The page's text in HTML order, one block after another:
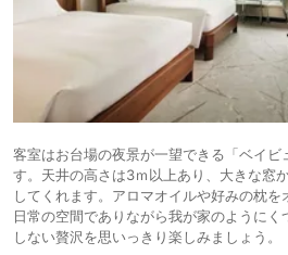
客室はお台場の夜景が一望できる「ベイ
す。天井の高さは3ｍ以上あり、大きな窓
してくれます。アロマオイルや好みの枕
日常の空間でありながら我が家のように
しない贅沢を思いっきり楽しみましょう。